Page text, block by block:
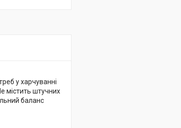
у харчуванні
містить штучних
баланс